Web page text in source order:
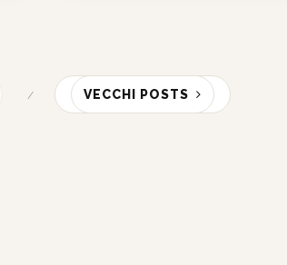
VECCHI POSTS